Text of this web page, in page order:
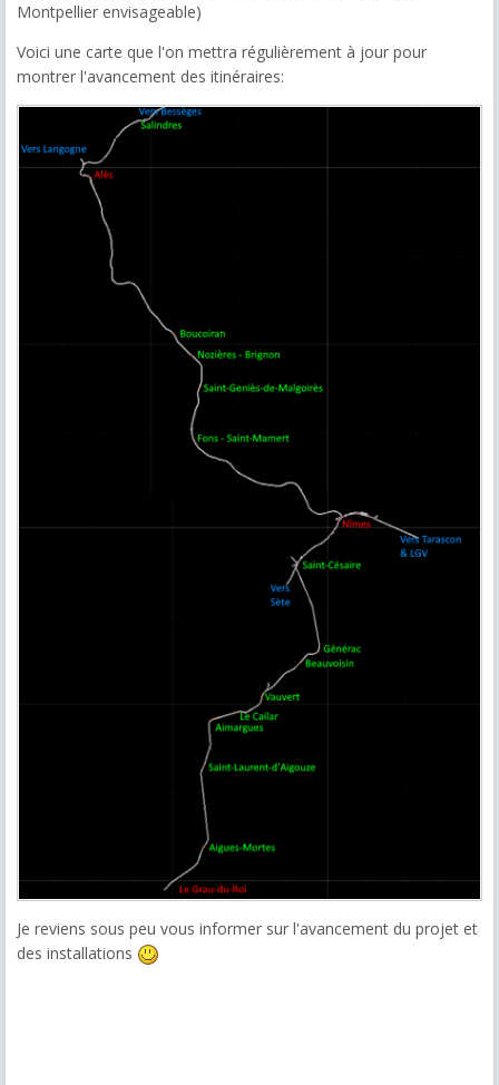
Montpellier envisageable)
Voici une carte que l'on mettra régulièrement à jour pour
montrer l'avancement des itinéraires:
Je reviens sous peu vous informer sur l'avancement du projet et
des installations